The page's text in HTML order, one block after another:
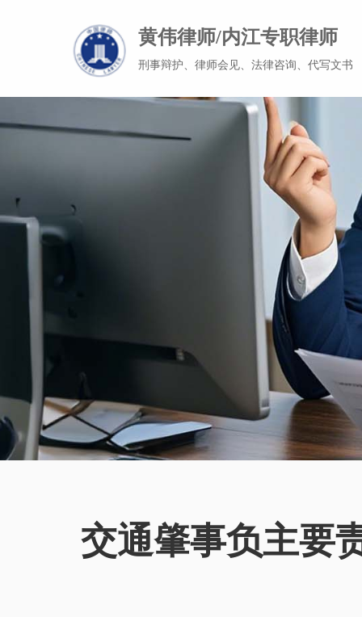
黄伟律师/内江专职律师
刑事辩护、律师会见、法律咨询、代写文书
交通肇事负主要